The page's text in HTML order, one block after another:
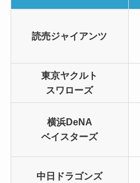
読売ジャイアンツ
東京ヤクルト
スワローズ
横浜DeNA
ベイスターズ
中日ドラゴンズ